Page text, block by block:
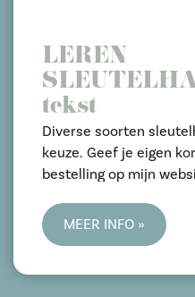
LEREN
tekst
Diverse soorten
keuze. Geef je eigen
bestelling op mijn
https://www.patrizz.nl/c-
5017357/sleutelhangers/
MEER INFO »